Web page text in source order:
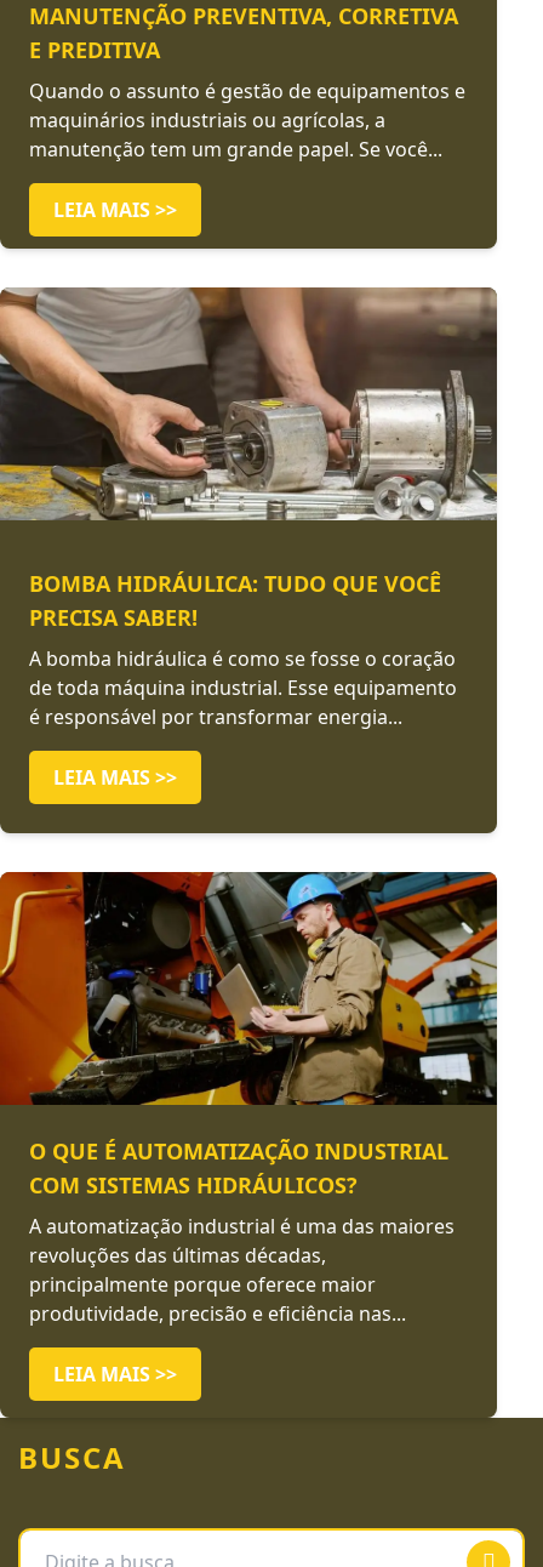
MANUTENÇÃO PREVENTIVA, CORRETIVA
E PREDITIVA
Quando o assunto é gestão de equipamentos e
maquinários industriais ou agrícolas, a
manutenção tem um grande papel. Se você...
LEIA MAIS >>
BOMBA HIDRÁULICA: TUDO QUE VOCÊ
PRECISA SABER!
A bomba hidráulica é como se fosse o coração
de toda máquina industrial. Esse equipamento
é responsável por transformar energia...
LEIA MAIS >>
O QUE É AUTOMATIZAÇÃO INDUSTRIAL
COM SISTEMAS HIDRÁULICOS?
A automatização industrial é uma das maiores
revoluções das últimas décadas,
principalmente porque oferece maior
produtividade, precisão e eficiência nas...
LEIA MAIS >>
BUSCA